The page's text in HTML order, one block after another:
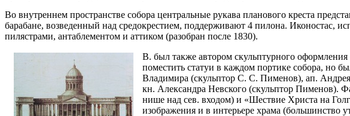
Во внутреннем пространстве собора центральные рукава планового креста
барабане, возведенный над средокрестием, поддерживают 4 пилона. Иконостас,
пилястрами, антаблементом и аттиком (разобран после 1830).
В. был также автором скульптурного
поместить статуи в каждом портике собора, но
Владимира (скульптор С. С. Пименов), ап.
кн. Александра Невского (скульптор Пименов).
нише над сев. входом) и «Шествие Христа на
изображения и в интерьере храма (большинство